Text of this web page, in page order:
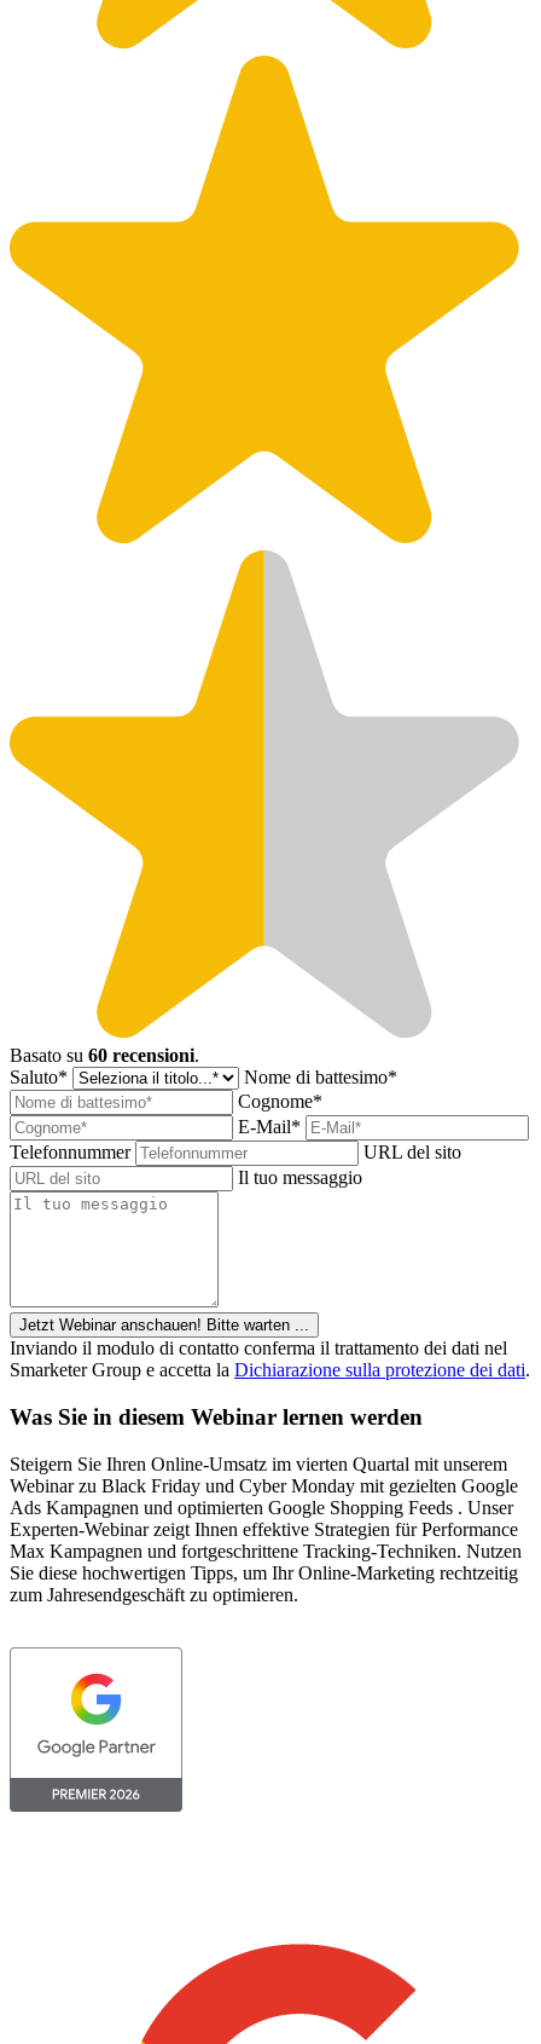
Basato su 60 recensioni.
Saluto*
Nome di battesimo*
Cognome*
E-Mail*
Telefonnummer
URL del sito
Il tuo messaggio
Jetzt Webinar anschauen! Bitte warten ...
Inviando il modulo di contatto conferma il trattamento dei dati nel
Smarketer Group e accetta la Dichiarazione sulla protezione dei dati.
Was Sie in diesem Webinar lernen werden
Steigern Sie Ihren Online-Umsatz im vierten Quartal mit unserem
Webinar zu Black Friday und Cyber Monday mit gezielten Google
Ads Kampagnen und optimierten Google Shopping Feeds . Unser
Experten-Webinar zeigt Ihnen effektive Strategien für Performance
Max Kampagnen und fortgeschrittene Tracking-Techniken. Nutzen
Sie diese hochwertigen Tipps, um Ihr Online-Marketing rechtzeitig
zum Jahresendgeschäft zu optimieren.